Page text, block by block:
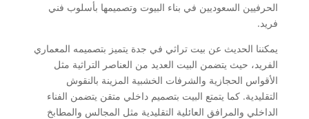
الحرفيين السعوديين في بناء البيوت وتصميمها بأسلوب فني
فريد.
يمكننا الحديث عن بيت تراثي في جدة يتميز بتصميمه المعماري
الفريد، حيث يتضمن البيت العديد من العناصر التراثية مثل
الأقواس الحجازية والشرفات الخشبية المزينة بالنقوش
التقليدية. كما يتمتع البيت بتصميم داخلي متقن يتضمن الفناء
الداخلي والمرافق العائلية التقليدية مثل المجالس والمطابخ